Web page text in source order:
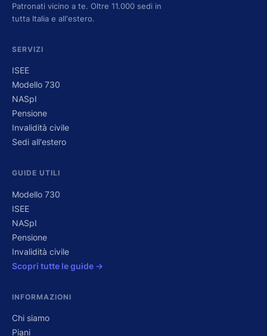
Patronati vicino a te. Oltre 11.000 sedi in
tutta Italia e all'estero.
SERVIZI
ISEE
Modello 730
NASpI
Pensione
Invalidità civile
Sedi all'estero
GUIDE UTILI
Modello 730
ISEE
NASpI
Pensione
Invalidità civile
Scopri tutte le guide →
INFORMAZIONI
Chi siamo
Piani